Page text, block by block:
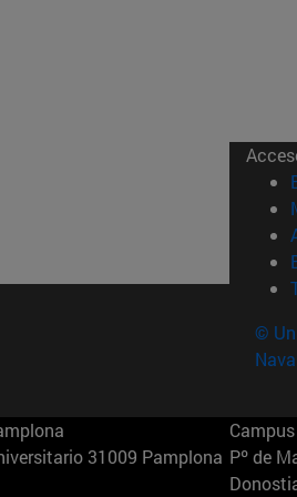
©
31009 Pamplona Pº de